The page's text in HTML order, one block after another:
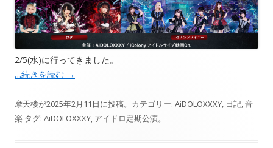
2/5(水)に行ってきました。
…続きを読む →
摩天楼が2025年2月11日に投稿。カテゴリー: AiDOLOXXXY, 日記,音
楽 タグ: AiDOLOXXXY, アイドロ定期公演。